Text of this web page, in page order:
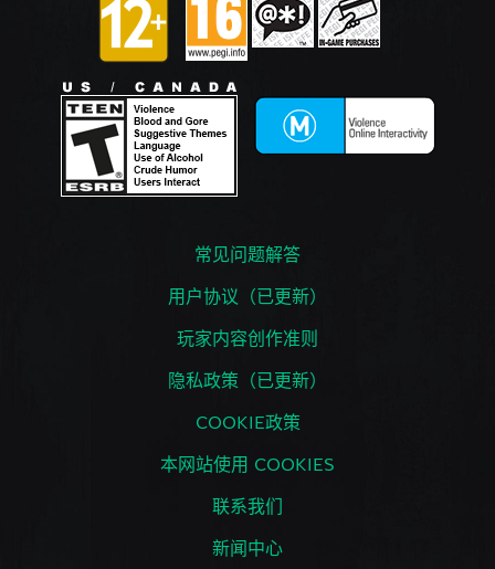
常见问题解答
用户协议（已更新）
玩家内容创作准则
隐私政策（已更新）
COOKIE政策
本网站使用 COOKIES
联系我们
新闻中心